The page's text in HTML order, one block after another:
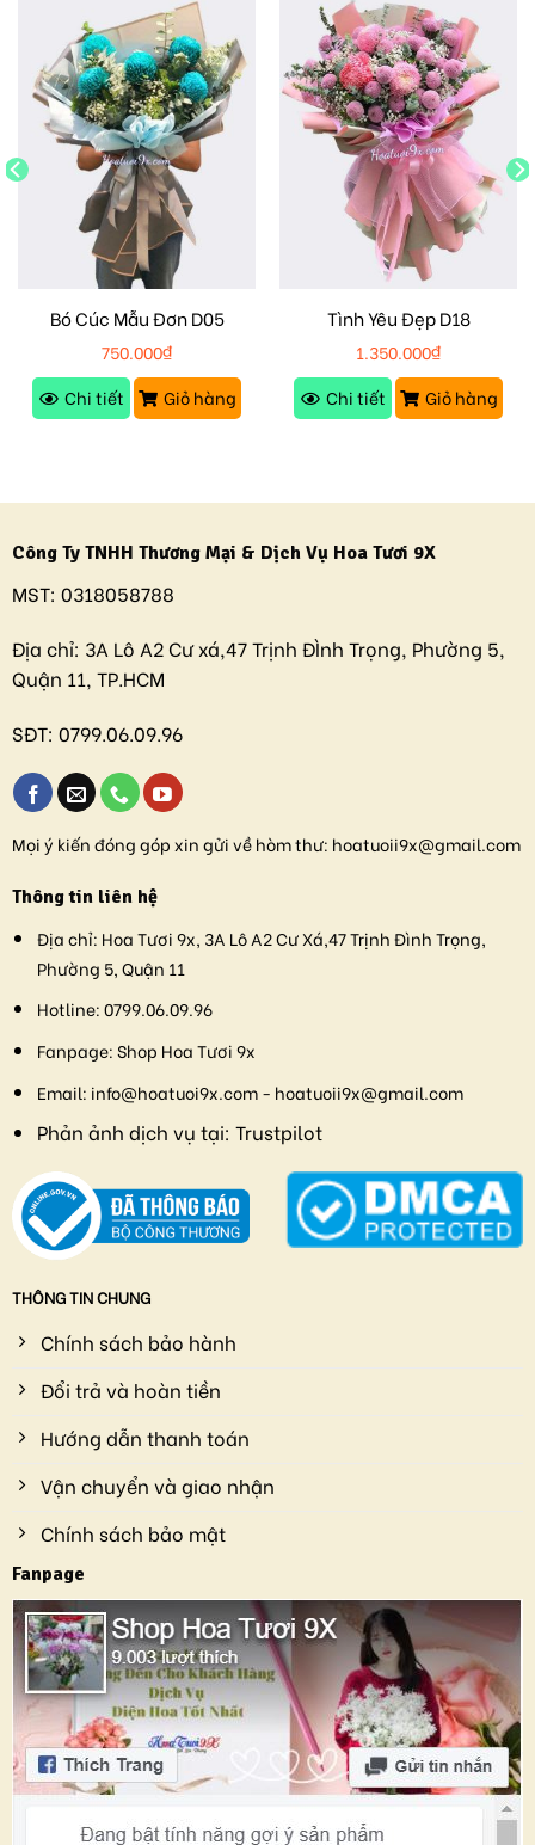
Bó Cúc Mẫu Đơn D05
750.000₫
Chi tiết
Giỏ hàng
Tình Yêu Đẹp D18
1.350.000₫
Chi tiết
Giỏ hàng
Công Ty TNHH Thương Mại & Dịch Vụ Hoa Tươi 9X
MST: 0318058788
Địa chỉ: 3A Lô A2 Cư xá,47 Trịnh ĐÌnh Trọng, Phường 5,
Quận 11, TP.HCM
SĐT: 0799.06.09.96
Mọi ý kiến đóng góp xin gửi về hòm thư: hoatuoii9x@gmail.com
Thông tin liên hệ
Địa chỉ: Hoa Tươi 9x, 3A Lô A2 Cư Xá,47 Trịnh Đình Trọng,
Phường 5, Quận 11
Hotline:0799.06.09.96
Fanpage:Shop Hoa Tươi 9x
Email: info@hoatuoi9x.com - hoatuoii9x@gmail.com
Phản ảnh dịch vụ tại: Trustpilot
THÔNG TIN CHUNG
Chính sách bảo hành
Đổi trả và hoàn tiền
Hướng dẫn thanh toán
Vận chuyển và giao nhận
Chính sách bảo mật
Fanpage